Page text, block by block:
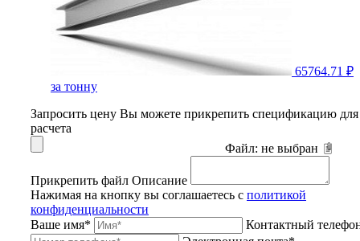
65764.71 ₽
за тонну
Запросить цену Вы можете прикрепить спецификацию для
расчета
Файл: не выбран
Прикрепить файл Описание
Нажимая на кнопку вы соглашаетесь с политикой
конфиденциальности
Ваше имя*
Контактный